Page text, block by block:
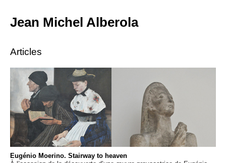
Regarder
Dossiers
Événements
Jean Michel Alberola
Articles
Eugénio Moerino. Stairway to heaven